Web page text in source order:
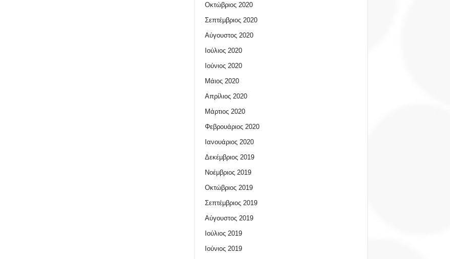
Οκτώβριος 2020
Σεπτέμβριος 2020
Αύγουστος 2020
Ιούλιος 2020
Ιούνιος 2020
Μάιος 2020
Απρίλιος 2020
Μάρτιος 2020
Φεβρουάριος 2020
Ιανουάριος 2020
Δεκέμβριος 2019
Νοέμβριος 2019
Οκτώβριος 2019
Σεπτέμβριος 2019
Αύγουστος 2019
Ιούλιος 2019
Ιούνιος 2019